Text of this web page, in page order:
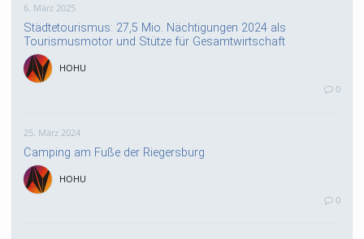
6. März 2025
Städtetourismus: 27,5 Mio. Nächtigungen 2024 als
Tourismusmotor und Stütze für Gesamtwirtschaft
HOHU
0
25. März 2024
Camping am Fuße der Riegersburg
HOHU
0